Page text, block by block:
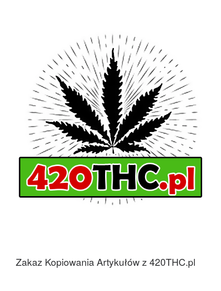
Zakaz Kopiowania Artykułów z 420THC.pl